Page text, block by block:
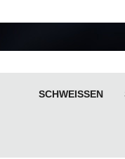
SCHWEISSEN